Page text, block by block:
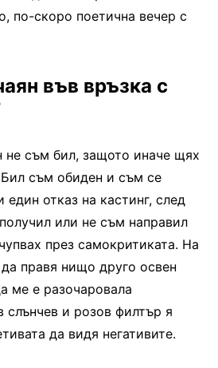
по-скоро поетична вечер с
във връзка с
не съм бил, защото иначе щях
съм обиден и съм се
един отказ на кастинг, след
или не съм направил
през самокритиката. На
правя нищо друго освен
ме е разочаровала
слънчев и розов филтър я
да видя негативите.